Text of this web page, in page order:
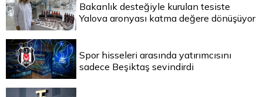
Bakanlık desteğiyle kurulan tesiste
Yalova aronyası katma değere dönüşüyor
Spor hisseleri arasında yatırımcısını
sadece Beşiktaş sevindirdi